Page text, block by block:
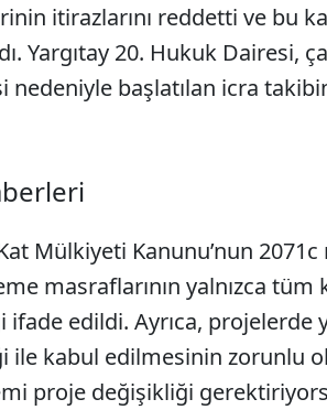
itirazlarını reddetti ve bu
Yargıtay 20. Hukuk Dairesi,
nedeniyle başlatılan icra
Kat Mülkiyeti Kanunu’nun
masraflarının yalnızca
ifade edildi. Ayrıca, projelerde
ile kabul edilmesinin zorunlu
proje değişikliği